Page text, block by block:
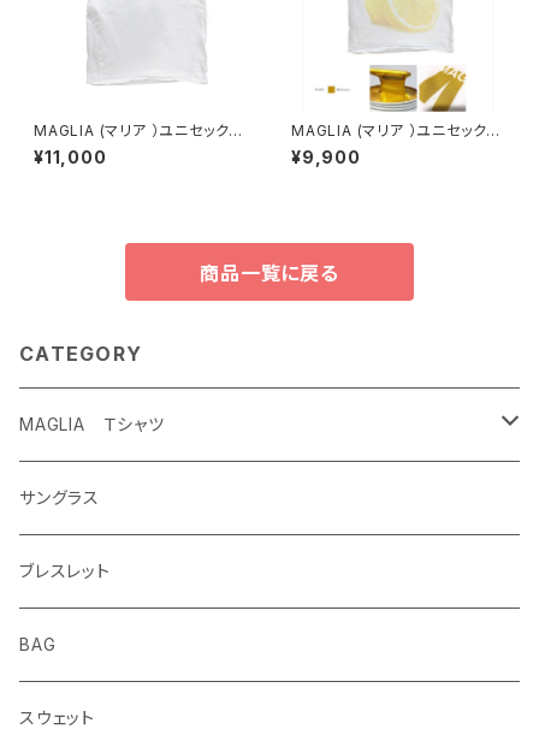
MAGLIA (マリア ）ユニセックス
Ｔシャツ Ｔ-8004 ホワイト
プリント（ブランドタグ付き）
¥11,000
MAGLIA (マリア ）ユニセックス
Ｔシャツ Ｔ-7010 ゴールドプ
リント
¥9,900
商品一覧に戻る
CATEGORY
MAGLIA Ｔシャツ
ETERNAL
サングラス
ブレスレット
BAG
スウェット